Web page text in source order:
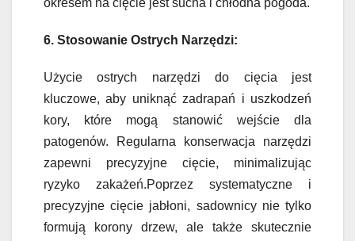
okresem na cięcie jest sucha i chłodna pogoda.
6. Stosowanie Ostrych Narzędzi:
Użycie ostrych narzędzi do cięcia jest
kluczowe, aby uniknąć zadrapań i uszkodzeń
kory, które mogą stanowić wejście dla
patogenów. Regularna konserwacja narzędzi
zapewni precyzyjne cięcie, minimalizując
ryzyko zakażeń.Poprzez systematyczne i
precyzyjne cięcie jabłoni, sadownicy nie tylko
formują korony drzew, ale także skutecznie